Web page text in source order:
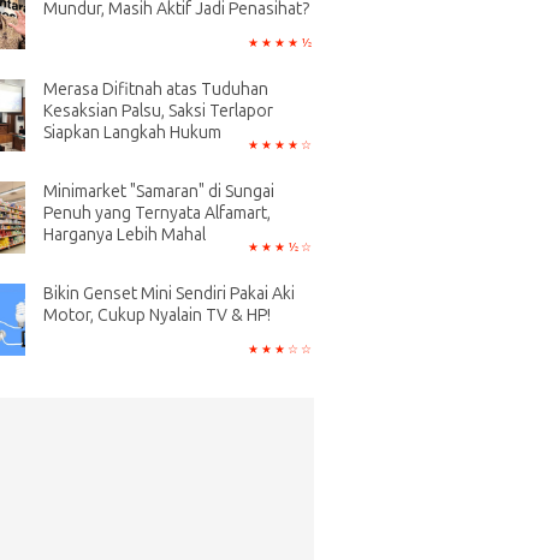
Mundur, Masih Aktif Jadi Penasihat?
Merasa Difitnah atas Tuduhan
Kesaksian Palsu, Saksi Terlapor
Siapkan Langkah Hukum
Minimarket "Samaran" di Sungai
Penuh yang Ternyata Alfamart,
Harganya Lebih Mahal
Bikin Genset Mini Sendiri Pakai Aki
Motor, Cukup Nyalain TV & HP!